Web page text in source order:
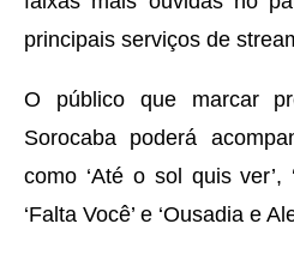
principais serviços de
O público que marcar
Sorocaba poderá
como ‘Até o sol quis ver’,
‘Falta Você’ e ‘Ousadia e